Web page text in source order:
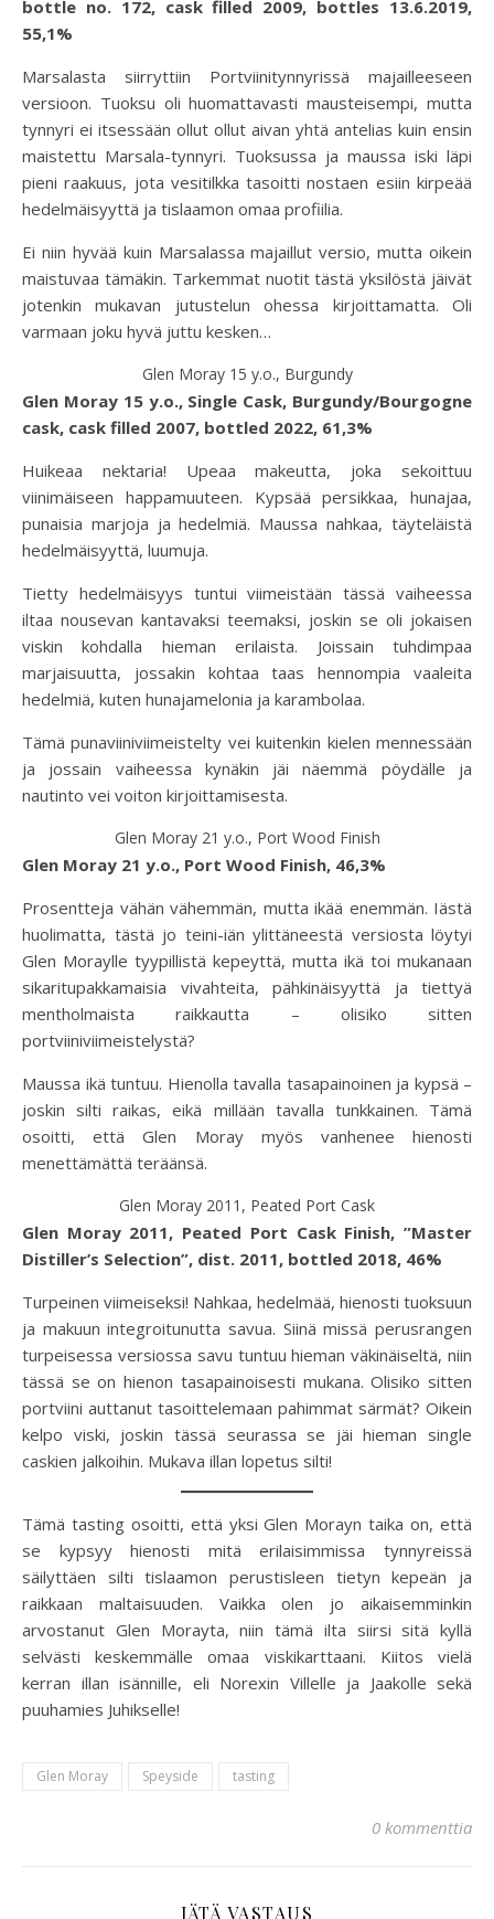
bottle no. 172, cask filled 2009, bottles 13.6.2019,
55,1%
Marsalasta siirryttiin Portviinitynnyrissä majailleeseen
versioon. Tuoksu oli huomattavasti mausteisempi, mutta
tynnyri ei itsessään ollut ollut aivan yhtä antelias kuin ensin
maistettu Marsala-tynnyri. Tuoksussa ja maussa iski läpi
pieni raakuus, jota vesitilkka tasoitti nostaen esiin kirpeää
hedelmäisyyttä ja tislaamon omaa profiilia.
Ei niin hyvää kuin Marsalassa majaillut versio, mutta oikein
maistuvaa tämäkin. Tarkemmat nuotit tästä yksilöstä jäivät
jotenkin mukavan jutustelun ohessa kirjoittamatta. Oli
varmaan joku hyvä juttu kesken…
Glen Moray 15 y.o., Burgundy
Glen Moray 15 y.o., Single Cask, Burgundy/Bourgogne
cask, cask filled 2007, bottled 2022, 61,3%
Huikeaa nektaria! Upeaa makeutta, joka sekoittuu
viinimäiseen happamuuteen. Kypsää persikkaa, hunajaa,
punaisia marjoja ja hedelmiä. Maussa nahkaa, täyteläistä
hedelmäisyyttä, luumuja.
Tietty hedelmäisyys tuntui viimeistään tässä vaiheessa
iltaa nousevan kantavaksi teemaksi, joskin se oli jokaisen
viskin kohdalla hieman erilaista. Joissain tuhdimpaa
marjaisuutta, jossakin kohtaa taas hennompia vaaleita
hedelmiä, kuten hunajamelonia ja karambolaa.
Tämä punaviiniviimeistelty vei kuitenkin kielen mennessään
ja jossain vaiheessa kynäkin jäi näemmä pöydälle ja
nautinto vei voiton kirjoittamisesta.
Glen Moray 21 y.o., Port Wood Finish
Glen Moray 21 y.o., Port Wood Finish, 46,3%
Prosentteja vähän vähemmän, mutta ikää enemmän. Iästä
huolimatta, tästä jo teini-iän ylittäneestä versiosta löytyi
Glen Moraylle tyypillistä kepeyttä, mutta ikä toi mukanaan
sikaritupakkamaisia vivahteita, pähkinäisyyttä ja tiettyä
mentholmaista raikkautta – olisiko sitten
portviiniviimeistelystä?
Maussa ikä tuntuu. Hienolla tavalla tasapainoinen ja kypsä –
joskin silti raikas, eikä millään tavalla tunkkainen. Tämä
osoitti, että Glen Moray myös vanhenee hienosti
menettämättä teräänsä.
Glen Moray 2011, Peated Port Cask
Glen Moray 2011, Peated Port Cask Finish, ”Master
Distiller’s Selection”, dist. 2011, bottled 2018, 46%
Turpeinen viimeiseksi! Nahkaa, hedelmää, hienosti tuoksuun
ja makuun integroitunutta savua. Siinä missä perusrangen
turpeisessa versiossa savu tuntuu hieman väkinäiseltä, niin
tässä se on hienon tasapainoisesti mukana. Olisiko sitten
portviini auttanut tasoittelemaan pahimmat särmät? Oikein
kelpo viski, joskin tässä seurassa se jäi hieman single
caskien jalkoihin. Mukava illan lopetus silti!
Tämä tasting osoitti, että yksi Glen Morayn taika on, että
se kypsyy hienosti mitä erilaisimmissa tynnyreissä
säilyttäen silti tislaamon perustisleen tietyn kepeän ja
raikkaan maltaisuuden. Vaikka olen jo aikaisemminkin
arvostanut Glen Morayta, niin tämä ilta siirsi sitä kyllä
selvästi keskemmälle omaa viskikarttaani. Kiitos vielä
kerran illan isännille, eli Norexin Villelle ja Jaakolle sekä
puuhamies Juhikselle!
Glen Moray Speyside tasting
0 kommenttia
JÄTÄ VASTAUS